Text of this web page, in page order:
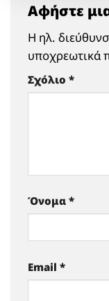
Αφήστε
Η ηλ.
υποχρεωτικά
Σχόλιο *
Όνομα *
Email *